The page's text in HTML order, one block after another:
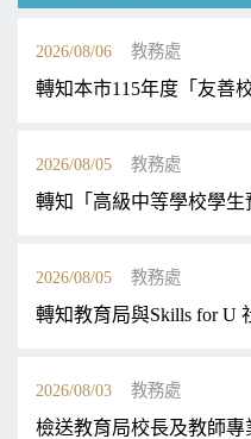
2026/08/06 教務處
轉知本市115年度「友善
2026/08/05 教務處
轉知「高級中等學校學
2026/08/05 教務處
轉知教育局與Skills for U
2026/08/03 教務處
檢送教育局校長及教師